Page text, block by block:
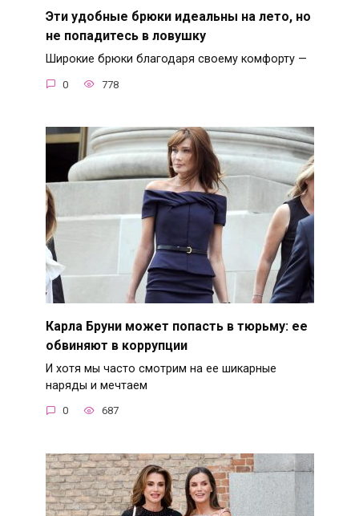
Эти удобные брюки идеальны на лето, но
не попадитесь в ловушку
Широкие брюки благодаря своему комфорту —
0 778
Карла Бруни может попасть в тюрьму: ее
обвиняют в коррупции
И хотя мы часто смотрим на ее шикарные
наряды и мечтаем
0 687